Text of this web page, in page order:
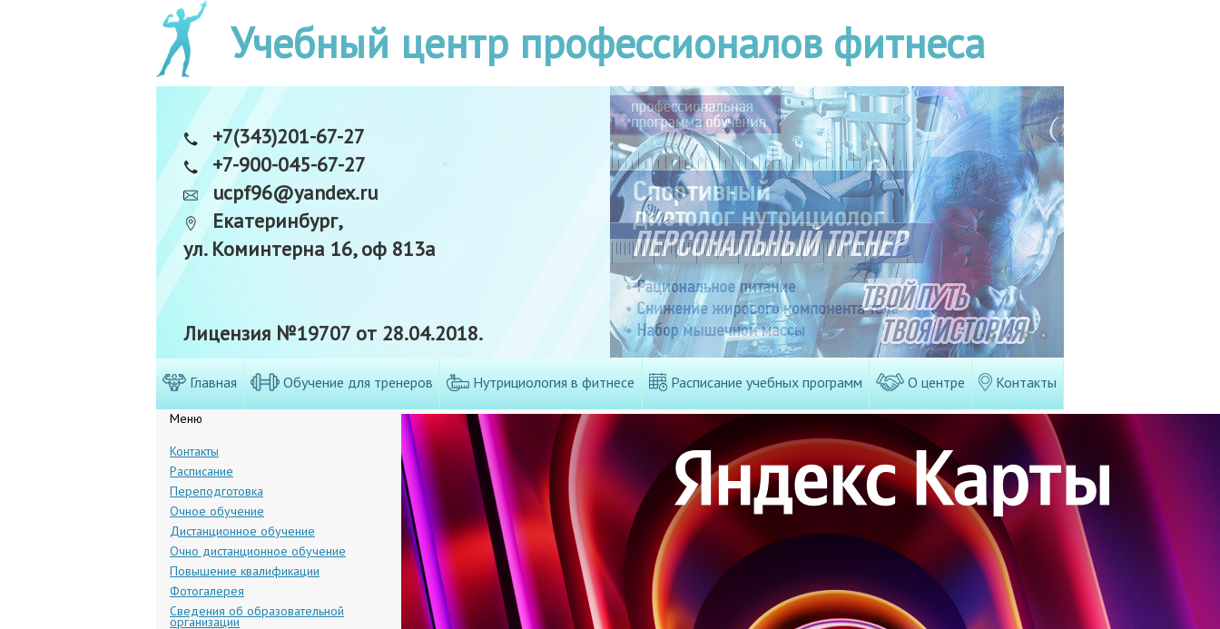
Учебный центр профессионалов фитнеса
+7(343)201-67-27
+7-900-045-67-27
ucpf96@yandex.ru
Екатеринбург,
ул. Коминтерна 16, оф 813а
Лицензия №19707 от 28.04.2018.
Главная Обучение для тренеров Нутрициология в фитнесе Расписание учебных программ О центре Контакты
Меню
Контакты
Расписание
Переподготовка
Очное обучение
Дистанционное обучение
Очно дистанционное обучение
Повышение квалификации
Фотогалерея
Сведения об образова­тельной
организации